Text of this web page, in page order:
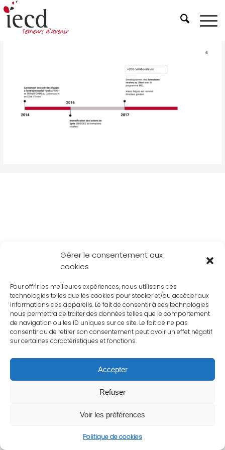
Gérer le consentement aux
cookies
Pour offrir les meilleures expériences, nous utilisons des
technologies telles que les cookies pour stocker et/ou accéder aux
informations des appareils. Le fait de consentir à ces technologies
nous permettra de traiter des données telles que le comportement
de navigation ou les ID uniques sur ce site. Le fait de ne pas
consentir ou de retirer son consentement peut avoir un effet négatif
sur certaines caractéristiques et fonctions.
Accepter
Refuser
Voir les préférences
Politique de cookies